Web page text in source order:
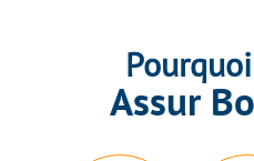
Pourquoi
Assur